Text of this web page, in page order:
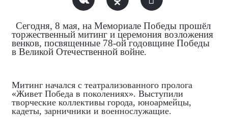
Сегодня, 8 мая, на Мемориале Победы прошёл
торжественный митинг и церемония возложения
венков, посвященные 78-ой годовщине Победы
в Великой Отечественной войне.
Митинг начался с театрализованного пролога
«Живет Победа в поколениях». Выступили
творческие коллективы города, юноармейцы,
кадеты, зарничники и военнослужащие.